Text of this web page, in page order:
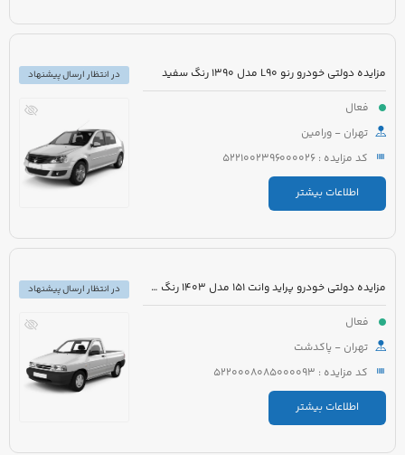
مزایده دولتی خودرو رنو L90 مدل 1390 رنگ سفید
فعال
تهران - ورامین
کد مزایده : 5221002396000026
اطلاعات بیشتر
در انتظار ارسال پیشنهاد
مزایده دولتی خودرو پراید وانت 151 مدل 1403 رنگ سفید صدفی
فعال
تهران - پاکدشت
کد مزایده : 5220008085000093
اطلاعات بیشتر
در انتظار ارسال پیشنهاد